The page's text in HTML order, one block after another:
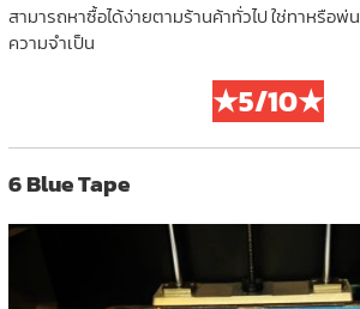
สามารถหาซื้อได้ง่ายตามร้านค้าทั่วไป ใช่ทาหรือ
ความจำเป็น
★5/10★
6 Blue Tape